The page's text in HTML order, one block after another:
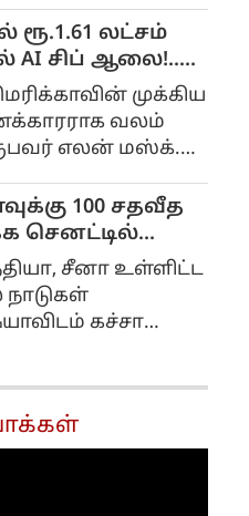
ரூ.1.61 லட்சம்
AI சிப் ஆலை!..
என்ன?..முக்கிய
வலம்
எலன் மஸ்க்.
துறைகளில்
பல ஆயிரம் கோடி
பல
விஷயங்களை
அறிமுகம் செய்து
100 சதவீத
செனட்டில்
சீனா உள்ளிட்ட
நாடுகள்
கச்சா